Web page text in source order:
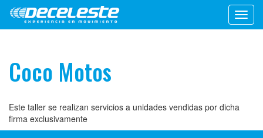
Coco Motos
Este taller se realizan servicios a unidades vendidas por dicha
firma exclusivamente